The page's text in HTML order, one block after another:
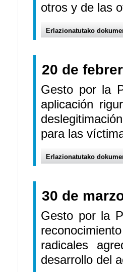
otros y de las
Erlazionatutako
20 de
Gesto por la
aplicación
para las
Erlazionatutako
30 de
Gesto por la
radicales
desarrollo del